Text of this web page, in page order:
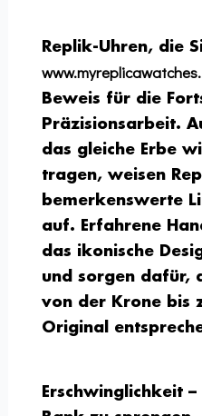
Replik-Uhren, die
Beweis für die
Präzisionsarbeit.
das gleiche Erbe
tragen, weisen
bemerkenswerte
auf. Erfahrene
das ikonische
und sorgen dafür,
von der Krone bis
Original
Erschwinglichkeit